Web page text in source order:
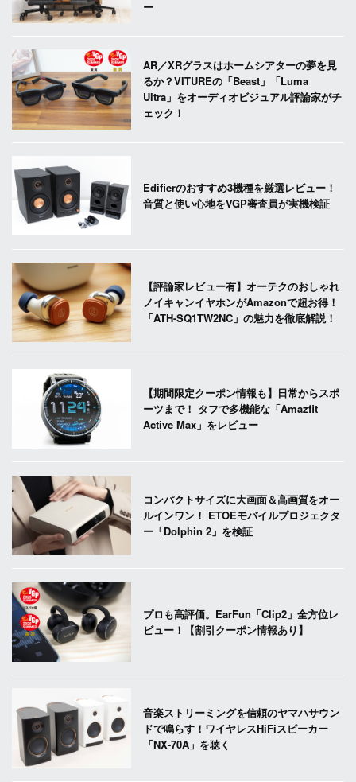
ー
AR／XRグラスはホームシアターの夢を見
るか？VITUREの「Beast」「Luma
Ultra」をオーディオビジュアル評論家がチ
ェック！
Edifierのおすすめ3機種を厳選レビュー！
音質と使い心地をVGP審査員が実機検証
【評論家レビュー有】オーテクのおしゃれ
ノイキャンイヤホンがAmazonで超お得！
「ATH-SQ1TW2NC」の魅力を徹底解説！
【期間限定クーポン情報も】日常からスポ
ーツまで！ タフで多機能な「Amazfit
Active Max」をレビュー
コンパクトサイズに大画面＆高画質をオー
ルインワン！ ETOEモバイルプロジェクタ
ー「Dolphin 2」を検証
プロも高評価。EarFun「Clip2」全方位レ
ビュー！【割引クーポン情報あり】
音楽ストリーミングを信頼のヤマハサウン
ドで鳴らす！ワイヤレスHiFiスピーカー
「NX-70A」を聴く